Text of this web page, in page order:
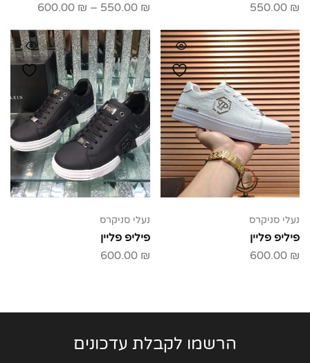
550.00 ₪
550.00 ₪
–
600.00 ₪
נעלי סניקרס
פיליפ פליין
600.00 ₪
נעלי סניקרס
פיליפ פליין
600.00 ₪
הרשמו לקבלת עדכונים